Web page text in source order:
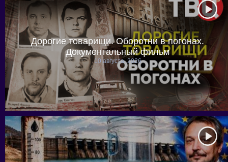
Дорогие товарищи. Оборотни в погонах.
Документальный фильм
10 августа, 2026